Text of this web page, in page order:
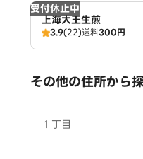
受付休止中
上海大王生煎
3.9(22)送料300円
その他の住所から
１丁目